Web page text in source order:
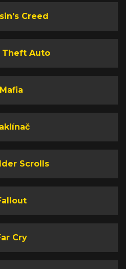
Creed
Theft Auto
Mafia
Scrolls
Cry